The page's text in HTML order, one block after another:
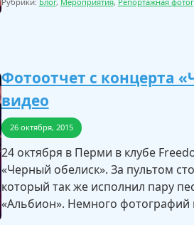
Фотоотчет с концерта
видео
26 октября, 2015
24 октября в Перми в клубе
«Черный обелиск». За пультом
который так же исполнил пару
«Альбион». Немного